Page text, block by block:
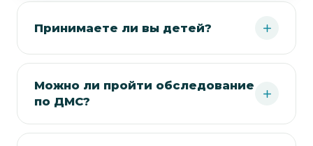
Принимаете ли вы детей?
Можно ли пройти обследование
по ДМС?